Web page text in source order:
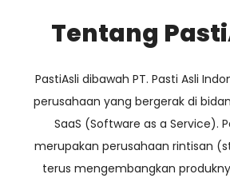
Tentang
PastiAsli dibawah PT. Pasti Asli
perusahaan yang bergerak di
SaaS (Software as a Service).
merupakan perusahaan rintisan
terus mengembangkan